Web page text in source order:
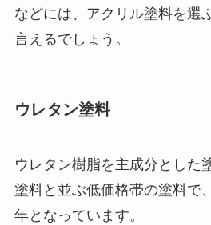
などには、アクリル塗料を選
言えるでしょう。
ウレタン塗料
ウレタン樹脂を主成分とした
塗料と並ぶ低価格帯の塗料で
年となっています。